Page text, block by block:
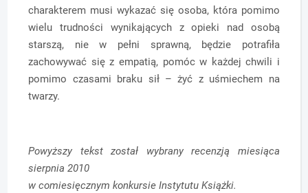
charakterem musi wykazać się osoba, która pomimo
wielu trudności wynikających z opieki nad osobą
starszą, nie w pełni sprawną, będzie potrafiła
zachowywać się z empatią, pomóc w każdej chwili i
pomimo czasami braku sił – żyć z uśmiechem na
twarzy.
Powyższy tekst został wybrany recenzją miesiąca
sierpnia 2010
w comiesięcznym konkursie Instytutu Książki.